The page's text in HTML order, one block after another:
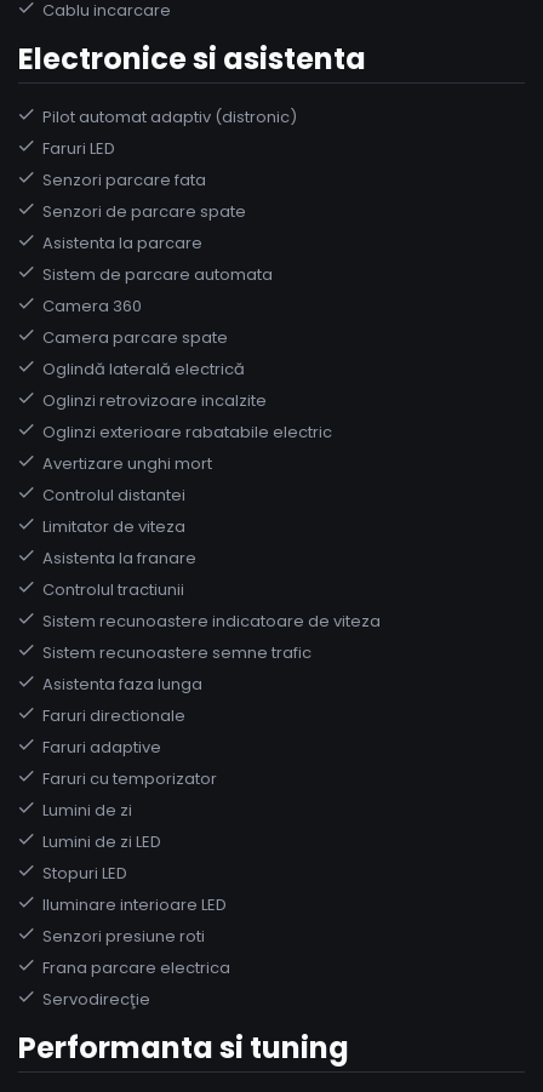
Cablu incarcare
Electronice si asistenta
Pilot automat adaptiv (distronic)
Faruri LED
Senzori parcare fata
Senzori de parcare spate
Asistenta la parcare
Sistem de parcare automata
Camera 360
Camera parcare spate
Oglindă laterală electrică
Oglinzi retrovizoare incalzite
Oglinzi exterioare rabatabile electric
Avertizare unghi mort
Controlul distantei
Limitator de viteza
Asistenta la franare
Controlul tractiunii
Sistem recunoastere indicatoare de viteza
Sistem recunoastere semne trafic
Asistenta faza lunga
Faruri directionale
Faruri adaptive
Faruri cu temporizator
Lumini de zi
Lumini de zi LED
Stopuri LED
Iluminare interioare LED
Senzori presiune roti
Frana parcare electrica
Servodirecţie
Performanta si tuning